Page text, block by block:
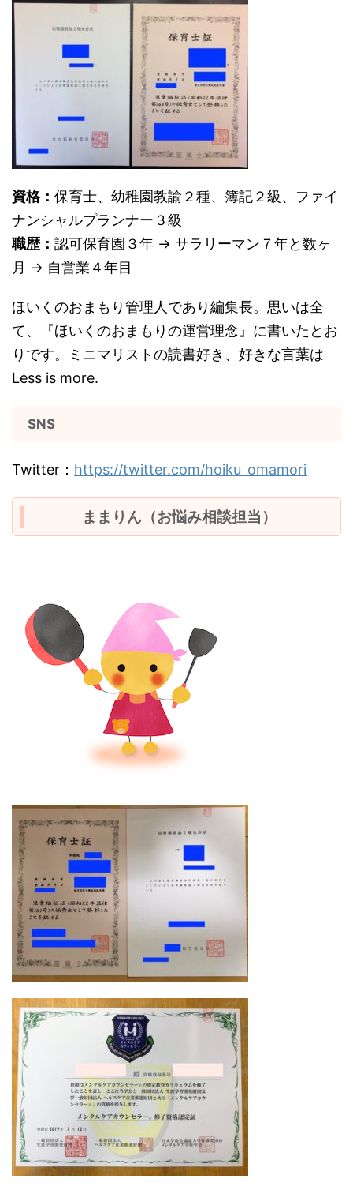
資格： 保育士、幼稚園教諭２種、簿記２級、ファイ
ナンシャルプランナー３級
職歴： 認可保育園３年 → サラリーマン７年と数ヶ
月 → 自営業４年目
ほいくのおまもり管理人であり編集長。思いは全
て、『ほいくのおまもりの運営理念』に書いたとお
りです。ミニマリストの読書好き、好きな言葉は
Less is more.
SNS
Twitter： https://twitter.com/hoiku_omamori
ままりん（お悩み相談担当）